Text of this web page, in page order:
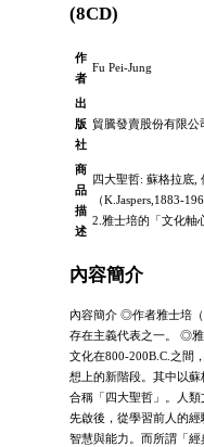
(8CD)
作
者
Fu Pei-Jung
出
版
社
貿騰發賣股份有限公
商
品
描
述
四大聖哲: 蘇格拉底,
（K.Jaspers,1883-
2.雅士培的「文化軸
內容簡介
內容簡介 ◎作者雅士培（
存在主義代表之一。 ◎
文化在800-200B.C.之間
想上的新階段。其中以蘇
合稱「四大聖哲」。人
先啟後，從學習前人的
智慧與能力。而所謂「經